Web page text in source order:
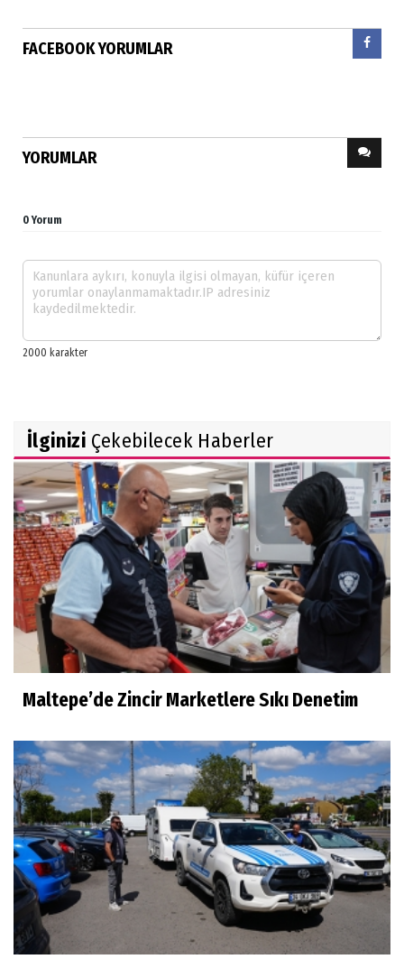
FACEBOOK YORUMLAR
YORUMLAR
0 Yorum
İlginizi Çekebilecek Haberler
Maltepe’de Zincir Marketlere Sıkı Denetim